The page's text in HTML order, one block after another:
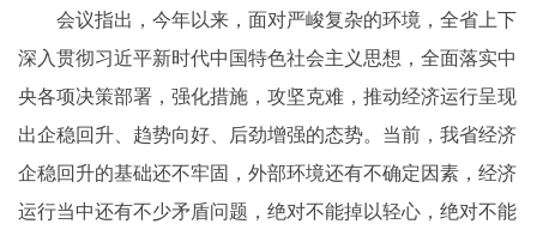
会议指出，今年以来，面对严峻复杂的环境，全省上下
深入贯彻习近平新时代中国特色社会主义思想，全面落实中
央各项决策部署，强化措施，攻坚克难，推动经济运行呈现
出企稳回升、趋势向好、后劲增强的态势。当前，我省经济
企稳回升的基础还不牢固，外部环境还有不确定因素，经济
运行当中还有不少矛盾问题，绝对不能掉以轻心，绝对不能